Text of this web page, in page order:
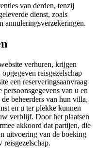
van derden, tenzij
dienst, zoals
annuleringsverzekeringen.
verhuren, krijgen
reisgezelschap
een reserveringsaanvraag
van u en
beheerders van hun villa,
en u ter plekke kunnen
verblijf. Door het plaatsen
akkoord dat partijen, die
uitvoering van de boeking
reisgezelschap.